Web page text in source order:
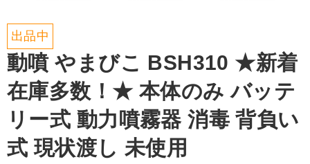
出品中
動噴 やまびこ BSH310 ★新着
在庫多数！★ 本体のみ バッテ
リー式 動力噴霧器 消毒 背負い
式 現状渡し 未使用